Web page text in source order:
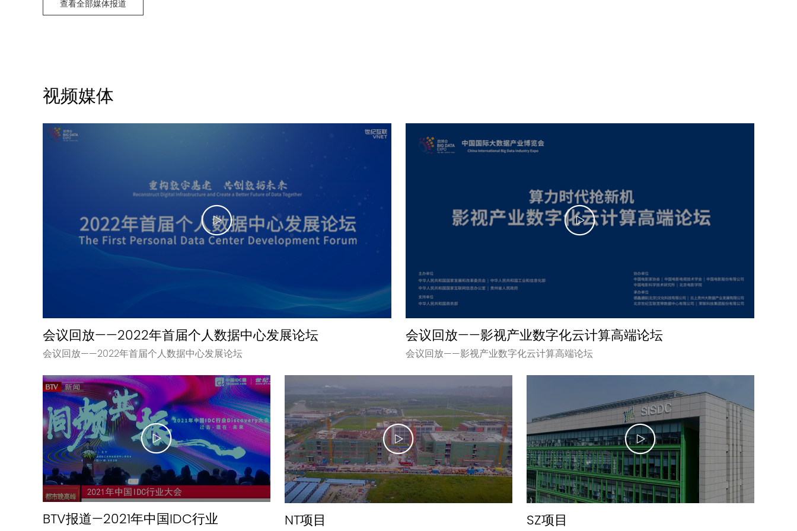
查看全部媒体报道
视频媒体
会议回放——2022年首届个人数据中心发展论坛
会议回放——2022年首届个人数据中心发展论坛
会议回放——影视产业数字化云计算高端论坛
会议回放——影视产业数字化云计算高端论坛
BTV报道—2021年中国IDC行业 NT项目 SZ项目